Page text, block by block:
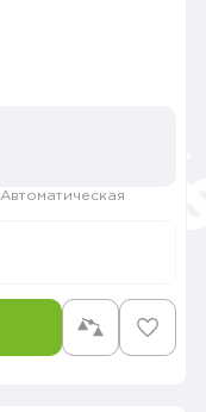
Автоматическая